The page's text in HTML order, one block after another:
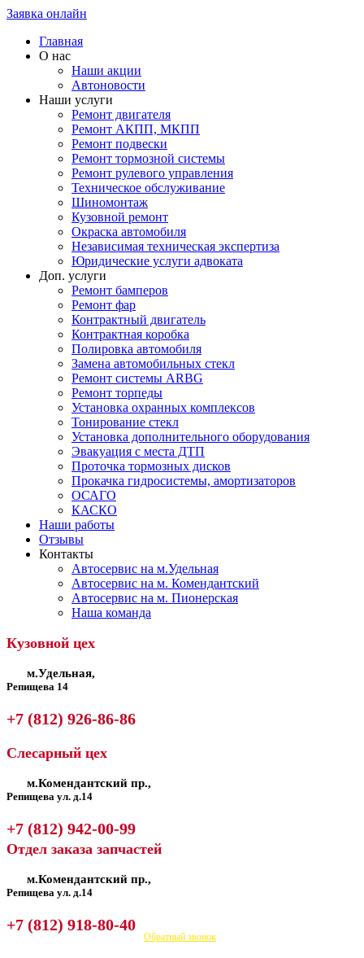
Заявка онлайн
Главная
О нас
Наши акции
Автоновости
Наши услуги
Ремонт двигателя
Ремонт АКПП, МКПП
Ремонт подвески
Ремонт тормозной системы
Ремонт рулевого управления
Техническое обслуживание
Шиномонтаж
Кузовной ремонт
Окраска автомобиля
Независимая техническая экспертиза
Юридические услуги адвоката
Доп. услуги
Ремонт бамперов
Ремонт фар
Контрактный двигатель
Контрактная коробка
Полировка автомобиля
Замена автомобильных стекл
Ремонт системы ARBG
Ремонт торпеды
Установка охранных комплексов
Тонирование стекл
Установка дополнительного оборудования
Эвакуация с места ДТП
Проточка тормозных дисков
Прокачка гидросистемы, амортизаторов
ОСАГО
КАСКО
Наши работы
Отзывы
Контакты
Автосервис на м.Удельная
Автосервис на м. Комендантский
Автосервис на м. Пионерская
Наша команда
Кузовной цех
м.Удельная,
Репищева 14
+7 (812) 926-86-86
Слесарный цех
м.Комендантский пр.,
Репищева ул. д.14
+7 (812) 942-00-99
Отдел заказа запчастей
м.Комендантский пр.,
Репищева ул. д.14
+7 (812) 918-80-40
Посмотреть на карте Обратный звонок